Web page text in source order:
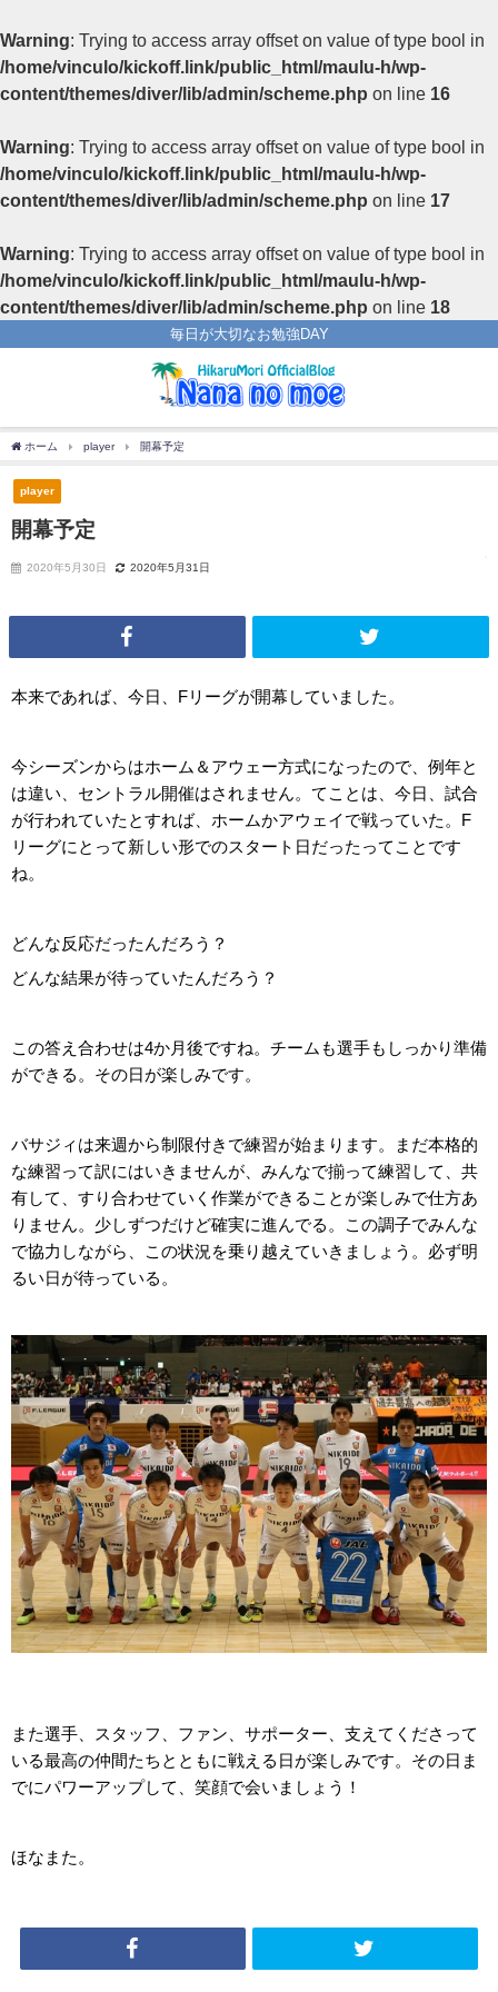
Warning: Trying to access array offset on value of type bool in
/home/vinculo/kickoff.link/public_html/maulu-h/wp-
content/themes/diver/lib/admin/scheme.php on line 16
Warning: Trying to access array offset on value of type bool in
/home/vinculo/kickoff.link/public_html/maulu-h/wp-
content/themes/diver/lib/admin/scheme.php on line 17
Warning: Trying to access array offset on value of type bool in
/home/vinculo/kickoff.link/public_html/maulu-h/wp-
content/themes/diver/lib/admin/scheme.php on line 18
毎日が大切なお勉強DAY
ホーム player 開幕予定
player
開幕予定
2020年5月30日 2020年5月31日
本来であれば、今日、Fリーグが開幕していました。
今シーズンからはホーム＆アウェー方式になったので、例年と
は違い、セントラル開催はされません。てことは、今日、試合
が行われていたとすれば、ホームかアウェイで戦っていた。F
リーグにとって新しい形でのスタート日だったってことです
ね。
どんな反応だったんだろう？
どんな結果が待っていたんだろう？
この答え合わせは4か月後ですね。チームも選手もしっかり準備
ができる。その日が楽しみです。
バサジィは来週から制限付きで練習が始まります。まだ本格的
な練習って訳にはいきませんが、みんなで揃って練習して、共
有して、すり合わせていく作業ができることが楽しみで仕方あ
りません。少しずつだけど確実に進んでる。この調子でみんな
で協力しながら、この状況を乗り越えていきましょう。必ず明
るい日が待っている。
また選手、スタッフ、ファン、サポーター、支えてくださって
いる最高の仲間たちとともに戦える日が楽しみです。その日ま
でにパワーアップして、笑顔で会いましょう！
ほなまた。